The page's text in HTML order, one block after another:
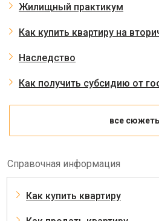
Жилищный практикум
Как купить квартиру на
Наследство
Как получить субсидию от
все
Справочная информация
Как купить квартиру